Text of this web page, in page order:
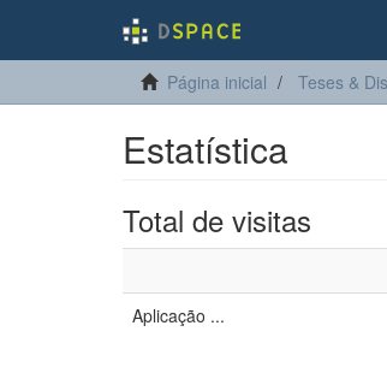
Página inicial Teses &
Estatística
Total de visitas
Aplicação ...